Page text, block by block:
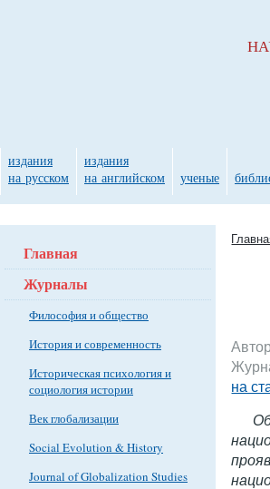
на
Главная
Журналы
Философия и общество
История и современность
Историческая психология и
социология истории
Век глобализации
Social Evolution & History
Journal of Globalization Studies
издания
на русском
издания
на английском
ученые